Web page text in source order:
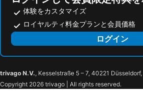
体験をカスタマイズ
ロイヤルティ料金プランと会員価格
ログイン
trivago N.V., Kesselstraße 5 – 7, 40221
Copyright 2026 trivago | All rights reserved.